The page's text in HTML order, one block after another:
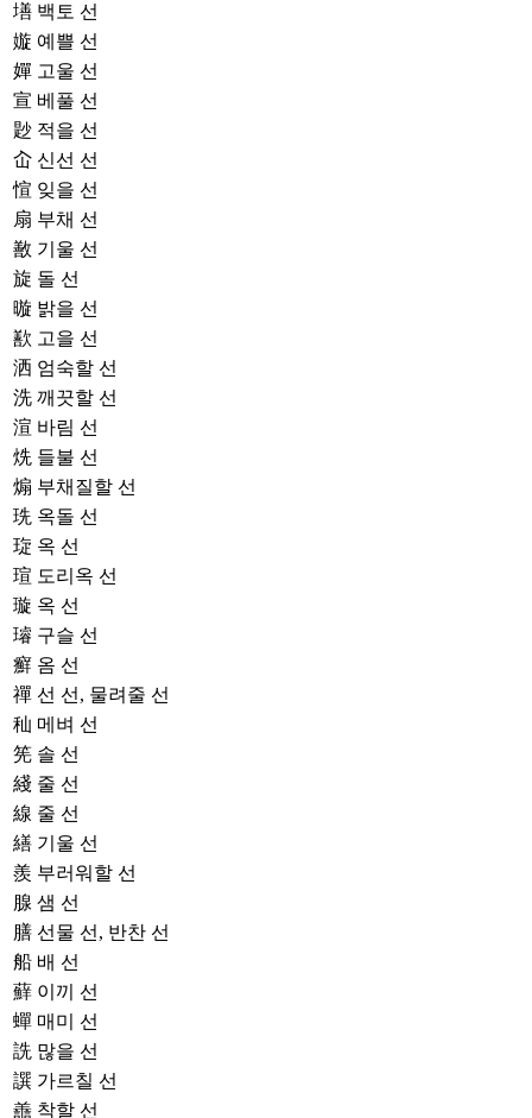
墡 백토 선
嫙 예쁠 선
嬋 고울 선
宣 베풀 선
尟 적을 선
屳 신선 선
愃 잊을 선
扇 부채 선
敾 기울 선
旋 돌 선
暶 밝을 선
歚 고을 선
洒 엄숙할 선
洗 깨끗할 선
渲 바림 선
烍 들불 선
煽 부채질할 선
珗 옥돌 선
琁 옥 선
瑄 도리옥 선
璇 옥 선
璿 구슬 선
癬 옴 선
禪 선 선, 물려줄 선
秈 메벼 선
筅 솔 선
綫 줄 선
線 줄 선
繕 기울 선
羨 부러워할 선
腺 샘 선
膳 선물 선, 반찬 선
船 배 선
蘚 이끼 선
蟬 매미 선
詵 많을 선
譔 가르칠 선
譱 착할 선